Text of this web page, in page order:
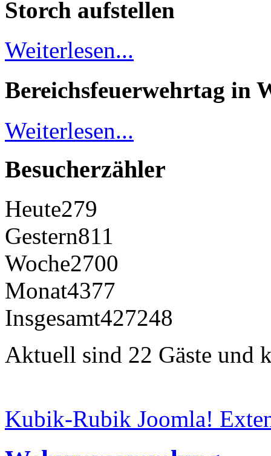
Storch aufstellen
Weiterlesen...
Bereichsfeuerwehrtag in
Weiterlesen...
Besucherzähler
Heute279
Gestern811
Woche2700
Monat4377
Insgesamt427248
Aktuell sind 22 Gäste und
Kubik-Rubik Joomla!